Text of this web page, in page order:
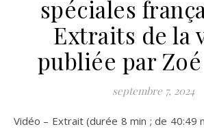
spéciales
Extraits de la
publiée par Zoé
septembre 7, 2024
Vidéo – Extrait (durée 8 min ; de 40:49 min à 48:59 min) de